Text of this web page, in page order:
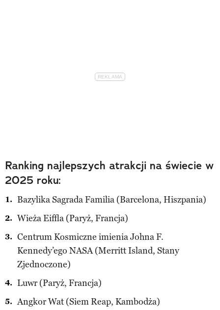
Ranking najlepszych atrakcji na świecie w
2025 roku:
Bazylika Sagrada Familia (Barcelona, Hiszpania)
Wieża Eiffla (Paryż, Francja)
Centrum Kosmiczne imienia Johna F.
Kennedy’ego NASA (Merritt Island, Stany
Zjednoczone)
Luwr (Paryż, Francja)
Angkor Wat (Siem Reap, Kambodża)